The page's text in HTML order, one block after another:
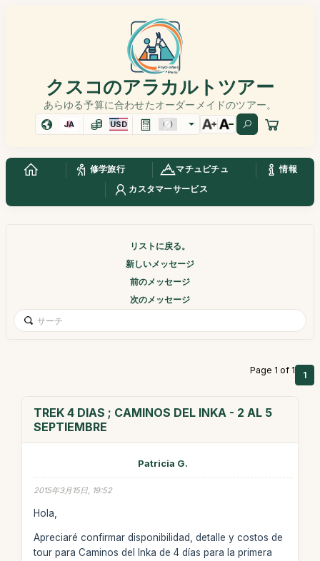
クスコのアラカルトツアー
あらゆる予算に合わせたオーダーメイドのツアー。
JA USD
修学旅行 マチュピチュ
情報
カスタマーサービス
リストに戻る。
新しいメッセージ
前のメッセージ
次のメッセージ
Page 1 of 1 1
TREK 4 DIAS ; CAMINOS DEL INKA - 2 AL 5
SEPTIEMBRE
Patricia G.
2015年3月15日, 19:52
Hola,
Apreciaré confirmar disponibilidad, detalle y costos de
tour para Caminos del Inka de 4 días para la primera